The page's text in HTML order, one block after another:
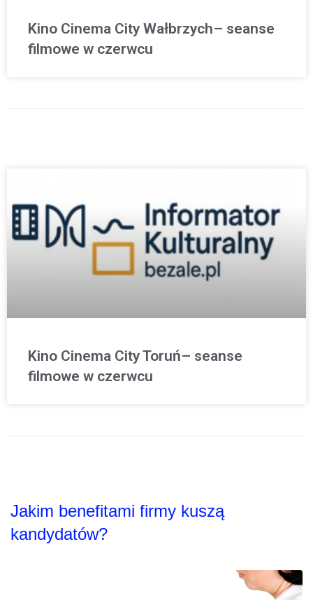
Kino Cinema City Wałbrzych– seanse
filmowe w czerwcu
Kino Cinema City Toruń– seanse
filmowe w czerwcu
Jakim benefitami firmy kuszą
kandydatów?